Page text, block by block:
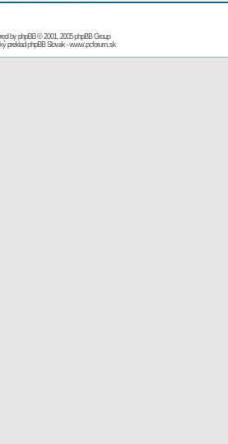
byphpBB© 2001, 2005 phpBB Group
prekladphpBB Slovak-www.pcforum.sk